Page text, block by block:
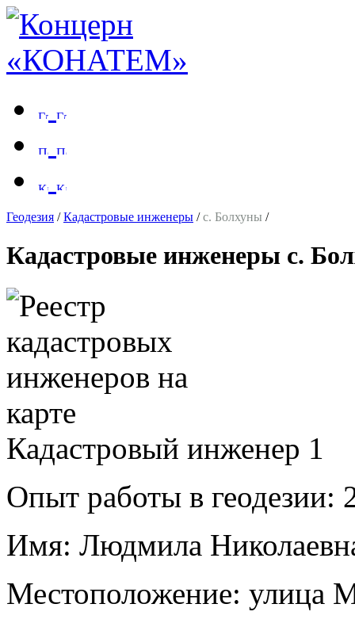
Геодезия /Кадастровые инженеры /с. Болхуны /
Кадастровые инженеры с.
Кадастровый инженер 1
Опыт работы в геодезии:
Имя: Людмила
Местоположение: улица